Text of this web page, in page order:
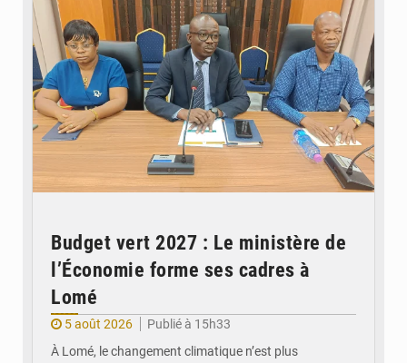
Budget vert 2027 : Le ministère de
l’Économie forme ses cadres à
Lomé
5 août 2026
Publié à 15h33
À Lomé, le changement climatique n’est plus